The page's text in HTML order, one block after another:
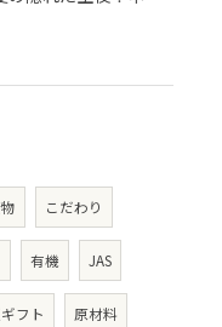
こだわり
有機 JAS
フト 原材料